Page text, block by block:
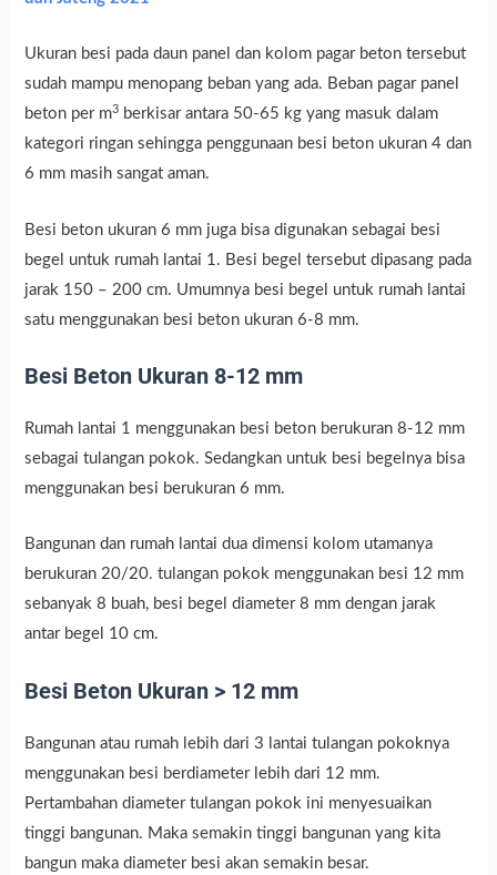
Ukuran besi pada daun panel dan kolom pagar beton tersebut
sudah mampu menopang beban yang ada. Beban pagar panel
beton per m3 berkisar antara 50-65 kg yang masuk dalam
kategori ringan sehingga penggunaan besi beton ukuran 4 dan
6 mm masih sangat aman.
Besi beton ukuran 6 mm juga bisa digunakan sebagai besi
begel untuk rumah lantai 1. Besi begel tersebut dipasang pada
jarak 150 – 200 cm. Umumnya besi begel untuk rumah lantai
satu menggunakan besi beton ukuran 6-8 mm.
Besi Beton Ukuran 8-12 mm
Rumah lantai 1 menggunakan besi beton berukuran 8-12 mm
sebagai tulangan pokok. Sedangkan untuk besi begelnya bisa
menggunakan besi berukuran 6 mm.
Bangunan dan rumah lantai dua dimensi kolom utamanya
berukuran 20/20. tulangan pokok menggunakan besi 12 mm
sebanyak 8 buah, besi begel diameter 8 mm dengan jarak
antar begel 10 cm.
Besi Beton Ukuran > 12 mm
Bangunan atau rumah lebih dari 3 lantai tulangan pokoknya
menggunakan besi berdiameter lebih dari 12 mm.
Pertambahan diameter tulangan pokok ini menyesuaikan
tinggi bangunan. Maka semakin tinggi bangunan yang kita
bangun maka diameter besi akan semakin besar.